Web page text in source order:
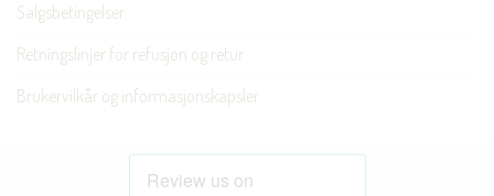
Salgsbetingelser
Retningslinjer for refusjon og retur
Brukervilkår og informasjonskapsler